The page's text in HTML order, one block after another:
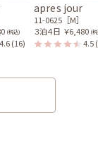
(税込)
4.6(16)
apres jour
11-0625［M］
３泊４日 ￥6,480 (
4.5